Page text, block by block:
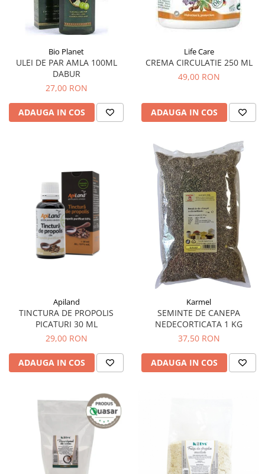
Bio Planet
ULEI DE PAR AMLA 100ML
DABUR
27,00 RON
ADAUGA IN COS
Life Care
CREMA CIRCULATIE 250 ML
49,00 RON
ADAUGA IN COS
Apiland
TINCTURA DE PROPOLIS
PICATURI 30 ML
29,00 RON
ADAUGA IN COS
Karmel
SEMINTE DE CANEPA
NEDECORTICATA 1 KG
37,50 RON
ADAUGA IN COS